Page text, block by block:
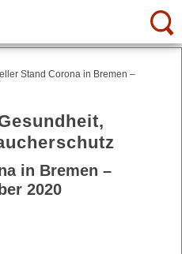
Stand Corona in Bremen –
in Bremen –
2020